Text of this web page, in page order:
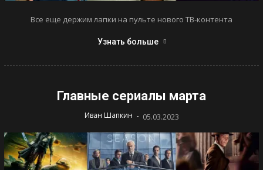
Все еще держим лапки на пульте нового ТВ-контента
Узнать больше
Главные сериалы марта
Иван Шапкин - 05.03.2023